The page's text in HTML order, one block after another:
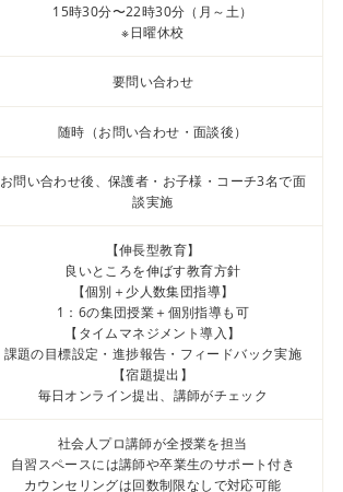
15時30分〜22時30分（月～土）
※日曜休校
要問い合わせ
随時（お問い合わせ・面談後）
お問い合わせ後、保護者・お子様・コーチ3名で面
談実施
【伸長型教育】
良いところを伸ばす教育方針
【個別＋少人数集団指導】
1：6の集団授業＋個別指導も可
【タイムマネジメント導入】
課題の目標設定・進捗報告・フィードバック実施
【宿題提出】
毎日オンライン提出、講師がチェック
社会人プロ講師が全授業を担当
自習スペースには講師や卒業生のサポート付き
カウンセリングは回数制限なしで対応可能